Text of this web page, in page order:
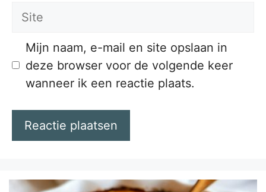
Site
Mijn naam, e-mail en site opslaan in
deze browser voor de volgende keer
wanneer ik een reactie plaats.